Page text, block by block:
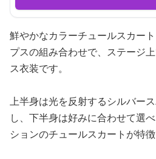
鮮やかなカラーチュールスカー
プスの組み合わせで、ステージ
ス衣装です。
上半身は光を反射するシルバー
し、下半身は好みに合わせて選
ションのチュールスカートが特徴